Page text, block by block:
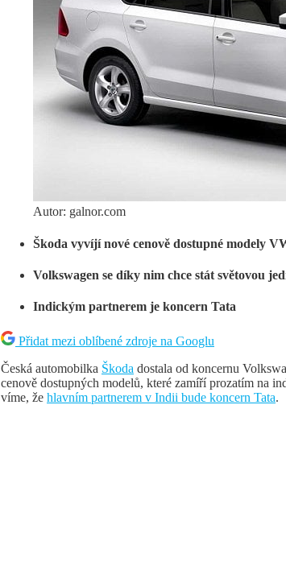
Autor: galnor.com
Škoda vyvíjí nové cenově dostupné modely
Volkswagen se díky nim chce stát světovou
Indickým partnerem je koncern Tata
Přidat mezi oblíbené zdroje na Googlu
Česká automobilka Škoda dostala od koncernu
cenově dostupných modelů, které zamíří prozatím na
víme, že hlavním partnerem v Indii bude koncern Tata.